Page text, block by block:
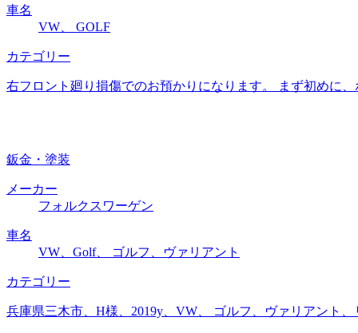
車名
VW、 GOLF
カテゴリー
右フロント廻り損傷でのお預かりになります。 まず初めに
鈑金・塗装
メーカー
フォルクスワーゲン
車名
VW、Golf、 ゴルフ、ヴァリアント
カテゴリー
兵庫県三木市、H様、2019y、VW、 ゴルフ、ヴァリアント